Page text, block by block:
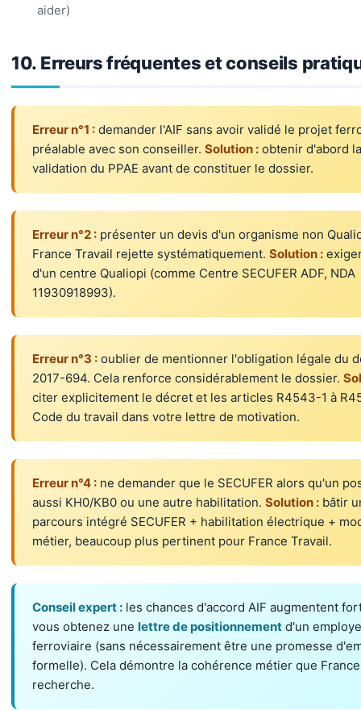
aider)
10. Erreurs fréquentes et conseils
Erreur n°1 : demander l'AIF sans avoir validé le projet
préalable avec son conseiller. Solution : obtenir d'abord la
validation du PPAE avant de constituer le dossier.
Erreur n°2 : présenter un devis d'un organisme non
France Travail rejette systématiquement. Solution :
d'un centre Qualiopi (comme Centre SECUFER ADF, NDA
11930918993).
Erreur n°3 : oublier de mentionner l'obligation légale du
2017-694. Cela renforce considérablement le dossier.
citer explicitement le décret et les articles R4543-1 à
Code du travail dans votre lettre de motivation.
Erreur n°4 : ne demander que le SECUFER alors qu'un
aussi KH0/KB0 ou une autre habilitation. Solution : bâtir
parcours intégré SECUFER + habilitation électrique +
métier, beaucoup plus pertinent pour France Travail.
Conseil expert : les chances d'accord AIF augmentent
vous obtenez une lettre de positionnement d'un
ferroviaire (sans nécessairement être une promesse
formelle). Cela démontre la cohérence métier que
recherche.